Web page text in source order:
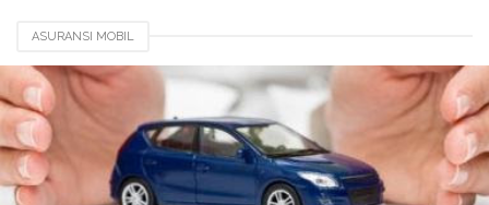
ASURANSI MOBIL